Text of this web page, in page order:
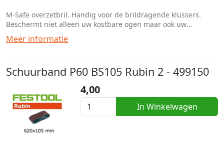
M-Safe overzetbril. Handig voor de brildragende klussers.
Beschermt niet alleen uw kostbare ogen maar ook uw
(lees)bril.
Meer informatie
Schuurband P60 BS105 Rubin 2 - 499150
4,00
In Winkelwagen